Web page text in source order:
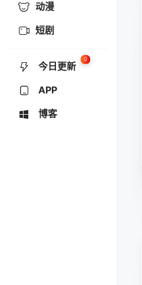
动漫
短剧
今日更新
0
APP
博客